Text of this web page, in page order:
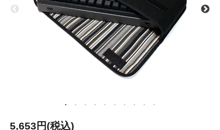
5,653円(税込)